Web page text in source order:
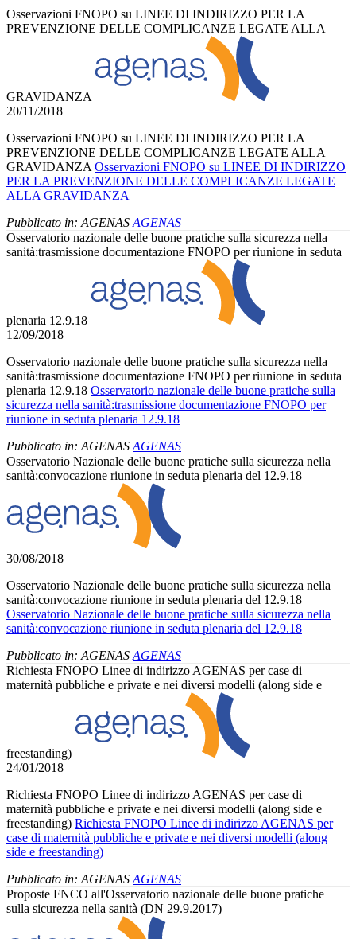
Osservazioni FNOPO su LINEE DI INDIRIZZO PER LA
PREVENZIONE DELLE COMPLICANZE LEGATE ALLA
GRAVIDANZA
20/11/2018
Osservazioni FNOPO su LINEE DI INDIRIZZO PER LA
PREVENZIONE DELLE COMPLICANZE LEGATE ALLA
GRAVIDANZA Osservazioni FNOPO su LINEE DI INDIRIZZO
PER LA PREVENZIONE DELLE COMPLICANZE LEGATE
ALLA GRAVIDANZA
Pubblicato in: AGENAS AGENAS
Osservatorio nazionale delle buone pratiche sulla sicurezza nella
sanità:trasmissione documentazione FNOPO per riunione in seduta
plenaria 12.9.18
12/09/2018
Osservatorio nazionale delle buone pratiche sulla sicurezza nella
sanità:trasmissione documentazione FNOPO per riunione in seduta
plenaria 12.9.18 Osservatorio nazionale delle buone pratiche sulla
sicurezza nella sanità:trasmissione documentazione FNOPO per
riunione in seduta plenaria 12.9.18
Pubblicato in: AGENAS AGENAS
Osservatorio Nazionale delle buone pratiche sulla sicurezza nella
sanità:convocazione riunione in seduta plenaria del 12.9.18
30/08/2018
Osservatorio Nazionale delle buone pratiche sulla sicurezza nella
sanità:convocazione riunione in seduta plenaria del 12.9.18
Osservatorio Nazionale delle buone pratiche sulla sicurezza nella
sanità:convocazione riunione in seduta plenaria del 12.9.18
Pubblicato in: AGENAS AGENAS
Richiesta FNOPO Linee di indirizzo AGENAS per case di
maternità pubbliche e private e nei diversi modelli (along side e
freestanding)
24/01/2018
Richiesta FNOPO Linee di indirizzo AGENAS per case di
maternità pubbliche e private e nei diversi modelli (along side e
freestanding) Richiesta FNOPO Linee di indirizzo AGENAS per
case di maternità pubbliche e private e nei diversi modelli (along
side e freestanding)
Pubblicato in: AGENAS AGENAS
Proposte FNCO all'Osservatorio nazionale delle buone pratiche
sulla sicurezza nella sanità (DN 29.9.2017)